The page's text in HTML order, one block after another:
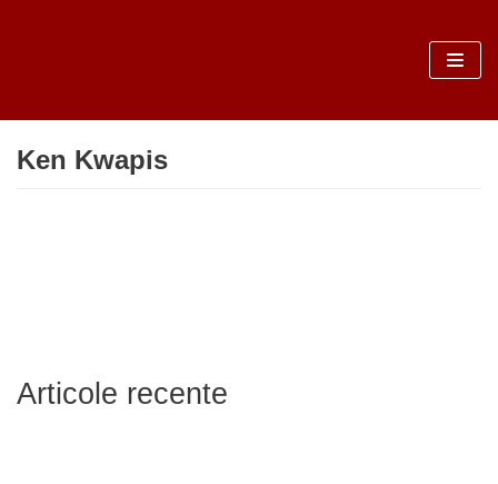
conținut
Ken Kwapis
Articole recente